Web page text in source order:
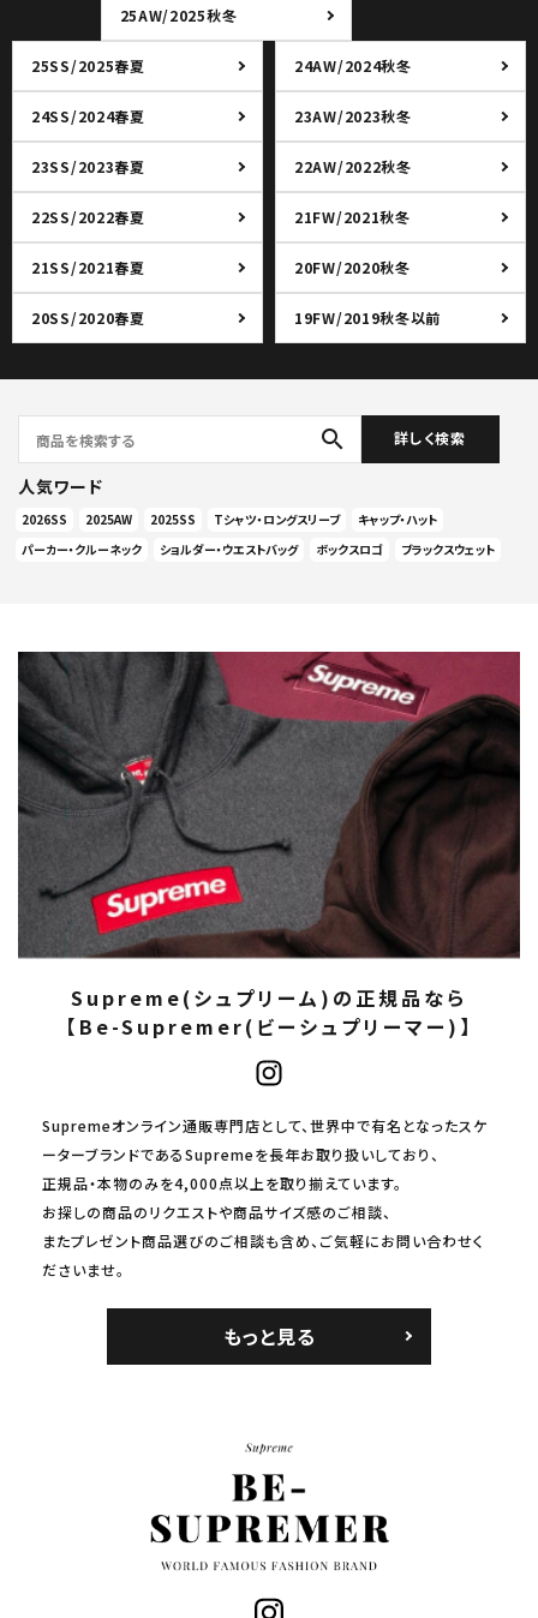
25AW/2025秋冬
25SS/2025春夏 24AW/2024秋冬
24SS/2024春夏 23AW/2023秋冬
23SS/2023春夏 22AW/2022秋冬
22SS/2022春夏 21FW/2021秋冬
21SS/2021春夏 20FW/2020秋冬
20SS/2020春夏 19FW/2019秋冬以前
search 詳しく検索
人気ワード
2026SS 2025AW 2025SS Tシャツ・ロングスリーブ
キャップ・ハット
パーカー・クルーネック
ショルダー・ウエストバッグ ボックスロゴ ブラックスウェット
Supreme(シュプリーム)の正規品なら
【Be-Supremer(ビーシュプリーマー)】
Supremeオンライン通販専門店として、世界中で有名となったスケ
ーターブランドであるSupremeを長年お取り扱いしており、
正規品・本物のみを4,000点以上を取り揃えています。
お探しの商品のリクエストや商品サイズ感のご相談、
またプレゼント商品選びのご相談も含め、ご気軽にお問い合わせく
ださいませ。
もっと見る